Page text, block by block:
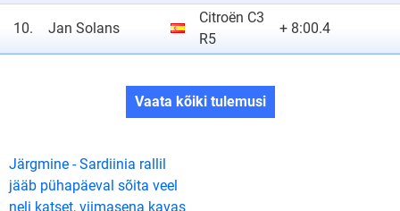
10. Jan Solans
Citroën C3
R5
+ 8:00.4
Vaata kõiki tulemusi
Järgmine - Sardiinia rallil
jääb pühapäeval sõita veel
neli katset, viimasena kavas